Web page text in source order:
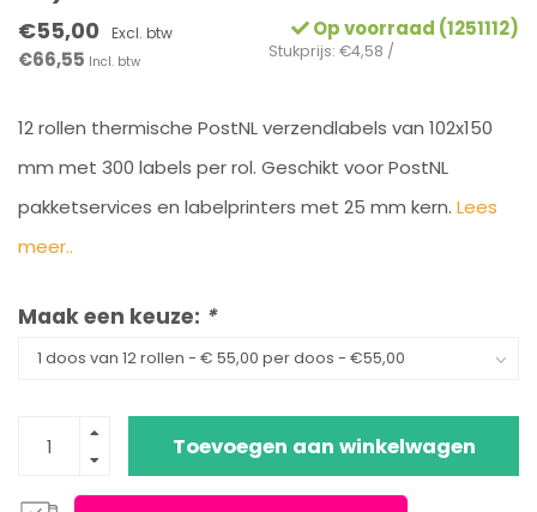
€55,00 Excl. btw
€66,55 Incl. btw
Op voorraad (1251112)
Stukprijs: €4,58 /
12 rollen thermische PostNL verzendlabels van 102x150
mm met 300 labels per rol. Geschikt voor PostNL
pakketservices en labelprinters met 25 mm kern. Lees
meer..
Maak een keuze: *
Toevoegen aan winkelwagen